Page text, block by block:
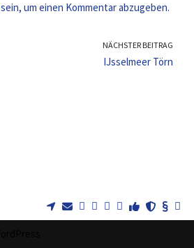
sein, um einen Kommentar abzugeben.
NÄCHSTER BEITRAG
IJsselmeer Törn